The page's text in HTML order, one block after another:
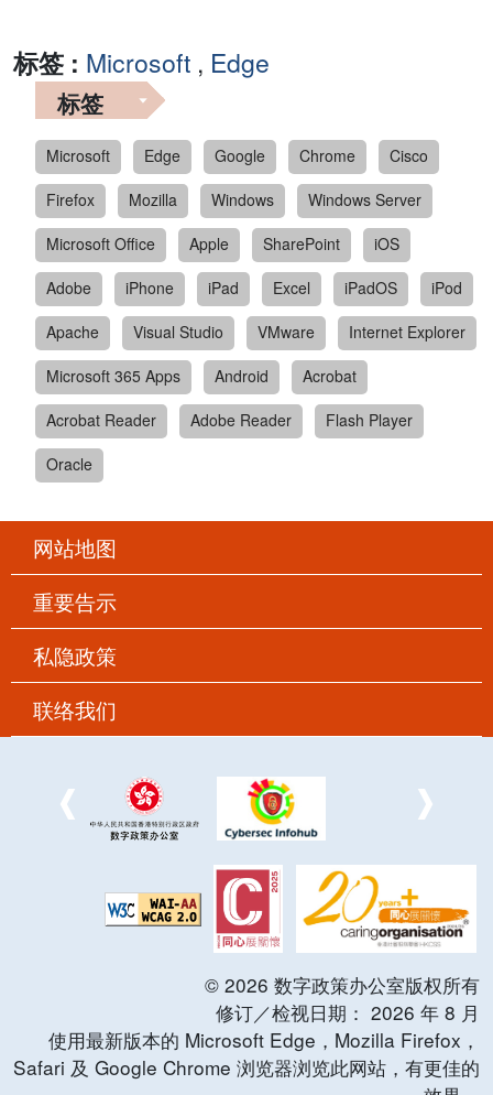
标签 : Microsoft , Edge
标签
Microsoft Edge Google Chrome
Cisco
Firefox
Mozilla Windows
Windows Server
Microsoft Office
Apple SharePoint
iOS
Adobe
iPhone iPad Excel iPadOS
iPod
Apache
Visual Studio VMware
Internet Explorer
Microsoft 365 Apps
Android
Acrobat
Acrobat Reader
Adobe Reader
Flash Player
Oracle
网站地图
重要告示
私隐政策
联络我们
© 2026 数字政策办公室版权所有
修订／检视日期： 2026 年 8 月
使用最新版本的 Microsoft Edge，Mozilla Firefox，
Safari 及 Google Chrome 浏览器浏览此网站，有更佳的